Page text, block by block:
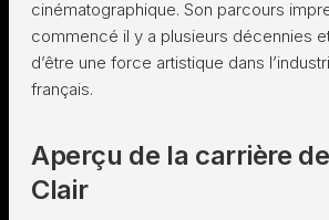
cinématographique. Son parcours
commencé il y a plusieurs décennies
d’être une force artistique dans
français.
Aperçu de la carrière
Clair